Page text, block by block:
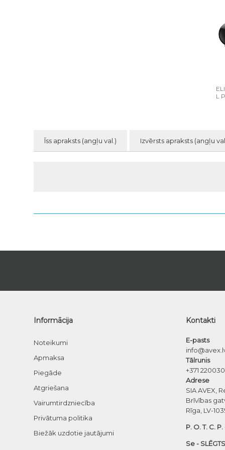
L
Īss apraksts (angļu val.) Izvērsts apraksts (angļu
Informācija
Noteikumi
Apmaksa
Piegāde
Atgriešana
Vairumtirdzniecība
Privātuma politika
Biežāk uzdotie jautājumi
Kontakti
E-pasts
Tālrunis
+371
Adrese
SIA AVEX,
Brīvības
Rīga, LV-
P. O. T. C.
Se -